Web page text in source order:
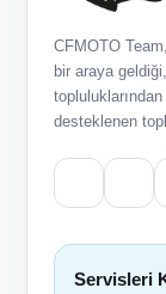
CFMOTO
bir araya
desteklenen
Servisleri